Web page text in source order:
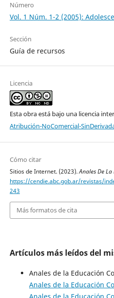
Número
Vol. 1 Núm. 1-2 (2005):
Sección
Guía de recursos
Licencia
Esta obra está bajo una licencia
Atribución-NoComercial-
Cómo citar
Sitios de Internet. (2023).Anales De
https://cendie.abc.gob.ar/revistas/
243
Más formatos de cita
Artículos más leídos del
Anales de la Educación
Anales de la Educación